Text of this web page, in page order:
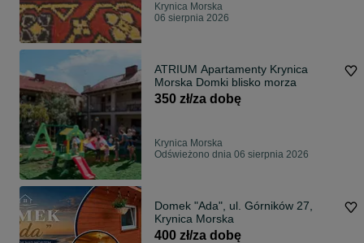
Krynica Morska
06 sierpnia 2026
ATRIUM Apartamenty Krynica
Morska Domki blisko morza
350 zł/za dobę
Krynica Morska
Odświeżono dnia 06 sierpnia 2026
Domek "Ada", ul. Górników 27,
Krynica Morska
400 zł/za dobę